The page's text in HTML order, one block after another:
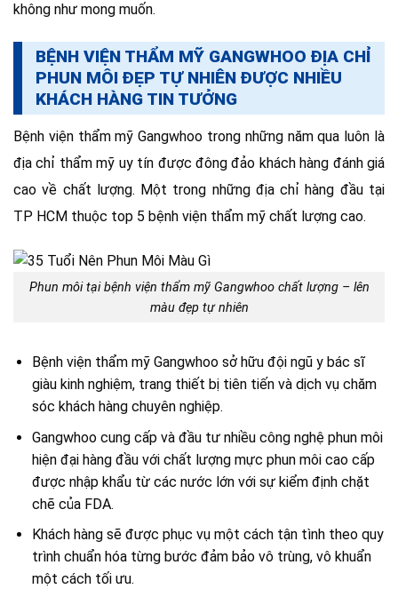
không như mong muốn.
BỆNH VIỆN THẨM MỸ GANGWHOO ĐỊA CHỈ
PHUN MÔI ĐẸP TỰ NHIÊN ĐƯỢC NHIỀU
KHÁCH HÀNG TIN TƯỞNG
Bệnh viện thẩm mỹ Gangwhoo trong những năm qua luôn là
địa chỉ thẩm mỹ uy tín được đông đảo khách hàng đánh giá
cao về chất lượng. Một trong những địa chỉ hàng đầu tại
TP HCM thuộc top 5 bệnh viện thẩm mỹ chất lượng cao.
Phun môi tại bệnh viện thẩm mỹ Gangwhoo chất lượng – lên
màu đẹp tự nhiên
Bệnh viện thẩm mỹ Gangwhoo sở hữu đội ngũ y bác sĩ
giàu kinh nghiệm, trang thiết bị tiên tiến và dịch vụ chăm
sóc khách hàng chuyên nghiệp.
Gangwhoo cung cấp và đầu tư nhiều công nghệ phun môi
hiện đại hàng đầu với chất lượng mực phun môi cao cấp
được nhập khẩu từ các nước lớn với sự kiểm định chặt
chẽ của FDA.
Khách hàng sẽ được phục vụ một cách tận tình theo quy
trình chuẩn hóa từng bước đảm bảo vô trùng, vô khuẩn
một cách tối ưu.